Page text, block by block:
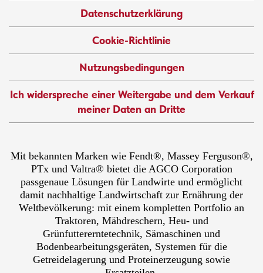
Datenschutzerklärung
Cookie-Richtlinie
Nutzungsbedingungen
Ich widerspreche einer Weitergabe und dem Verkauf
meiner Daten an Dritte
Mit bekannten Marken wie Fendt®, Massey Ferguson®,
PTx und Valtra® bietet die AGCO Corporation
passgenaue Lösungen für Landwirte und ermöglicht
damit nachhaltige Landwirtschaft zur Ernährung der
Weltbevölkerung: mit einem kompletten Portfolio an
Traktoren, Mähdreschern, Heu- und
Grünfuttererntetechnik, Sämaschinen und
Bodenbearbeitungsgeräten, Systemen für die
Getreidelagerung und Proteinerzeugung sowie